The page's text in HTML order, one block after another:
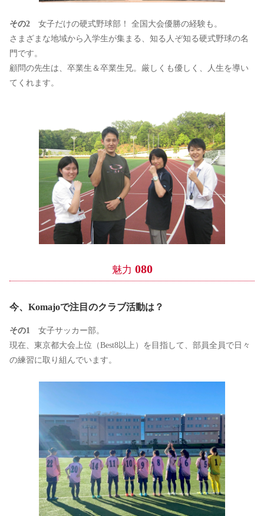
その2 女子だけの硬式野球部！ 全国大会優勝の経験も。
さまざまな地域から入学生が集まる、知る人ぞ知る硬式野球の名
門です。
顧問の先生は、卒業生＆卒業生兄。厳しくも優しく、人生を導い
てくれます。
魅力 080
今、Komajoで注目のクラブ活動は？
その1
女子サッカー部。
現在、東京都大会上位（Best8以上）を目指して、部員全員で日々
の練習に取り組んでいます。